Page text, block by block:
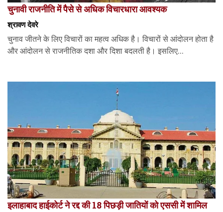
चुनावी राजनीति में पैसे से अधिक विचारधारा आवश्यक
श्रावण देवरे
चुनाव जीतने के लिए विचारों का महत्व अधिक है। विचारों से आंदोलन होता है
और आंदोलन से राजनीतिक दशा और दिशा बदलती है। इसलिए...
इलाहाबाद हाईकोर्ट ने रद्द की 18 पिछड़ी जातियों को एससी में शामिल